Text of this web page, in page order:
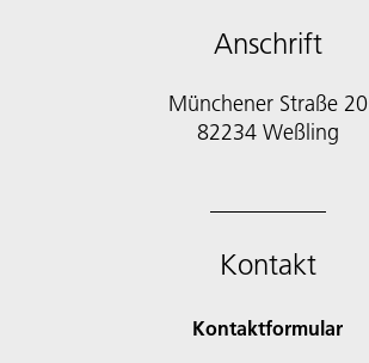
Anschrift
Münchener Straße 20
82234 Weßling
Kontakt
Kontaktformular